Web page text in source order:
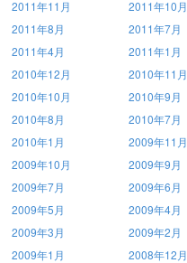
2011年11月
2011年10月
2011年8月
2011年7月
2011年4月
2011年1月
2010年12月
2010年11月
2010年10月
2010年9月
2010年8月
2010年7月
2010年1月
2009年11月
2009年10月
2009年9月
2009年7月
2009年6月
2009年5月
2009年4月
2009年3月
2009年2月
2009年1月
2008年12月